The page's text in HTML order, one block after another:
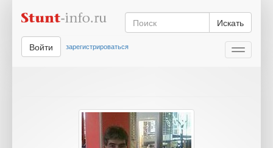
Искать
Toggle
Войти зарегистрироваться